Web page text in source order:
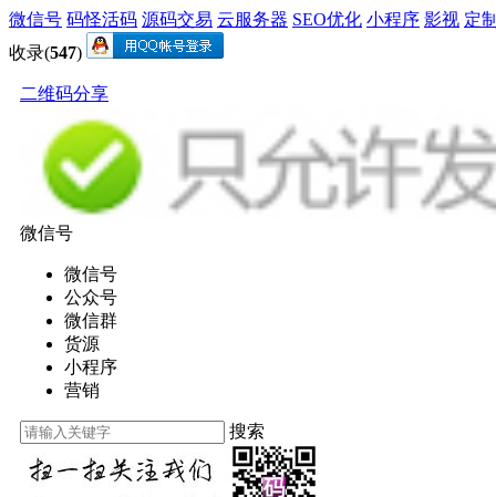
微信号 码怪活码 源码交易 云服务器 SEO优化 小程序 影视 定
收录(547)
二维码分享
微信号
微信号
公众号
微信群
货源
小程序
营销
搜索